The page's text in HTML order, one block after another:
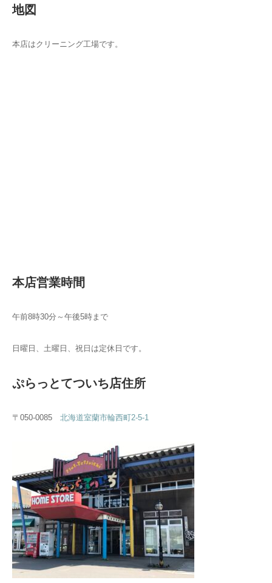
地図
本店はクリーニング工場です。
本店営業時間
午前8時30分～午後5時まで
日曜日、土曜日、祝日は定休日です。
ぷらっとてついち店住所
〒050-0085 北海道室蘭市輪西町2-5-1